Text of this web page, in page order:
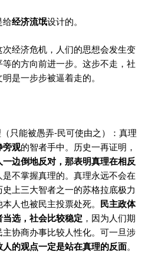
给经济流氓设计的。
经济危机，人们的思想会发生变
的方向前进一步。这步不走，社
是一步步被逼着走的。
只能被愚弄-民可使由之）：真理
旁观的智者手中。历史一再证明，
一边倒地反对，那表明真理在相反
不掌握真理的。真理永远不会在
上三大智者之一的苏格拉底极力
人也被民主投票处死。 民主政体
选，社会比较稳定 ，因为人们期
协商办事比较人性化。可一旦涉
人的观点一定是站在真理的反面。